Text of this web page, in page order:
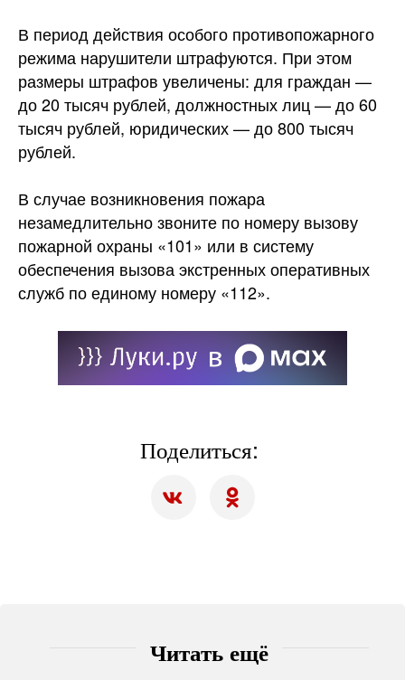
В период действия особого противопожарного
режима нарушители штрафуются. При этом
размеры штрафов увеличены: для граждан —
до 20 тысяч рублей, должностных лиц — до 60
тысяч рублей, юридических — до 800 тысяч
рублей.
В случае возникновения пожара
незамедлительно звоните по номеру вызову
пожарной охраны «101» или в систему
обеспечения вызова экстренных оперативных
служб по единому номеру «112».
Поделиться:
Читать ещё